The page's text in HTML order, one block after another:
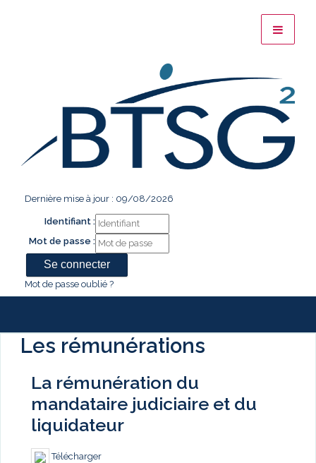
Dernière mise à jour : 09/08/2026
Identifiant :
Mot de passe :
Mot de passe oublié ?
Les rémunérations
La rémunération du
mandataire judiciaire et du
liquidateur
Télécharger